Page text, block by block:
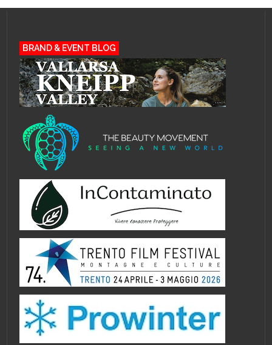
BRAND & EVENT BLOG